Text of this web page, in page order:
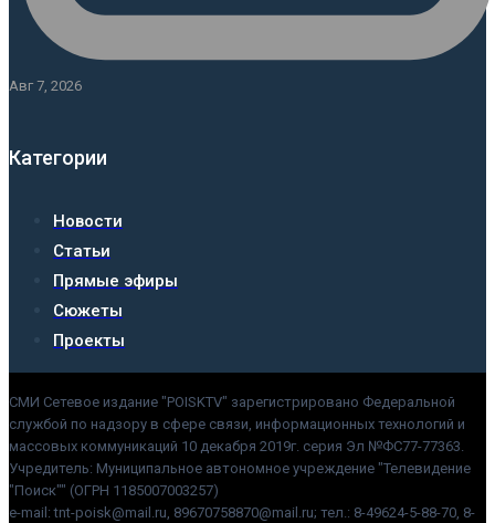
Авг 7, 2026
Категории
Новости
Статьи
Прямые эфиры
Сюжеты
Проекты
СМИ Сетевое издание "POISKTV" зарегистрировано Федеральной
службой по надзору в сфере связи, информационных технологий и
массовых коммуникаций 10 декабря 2019г. серия Эл №ФС77-77363.
Учредитель: Муниципальное автономное учреждение "Телевидение
"Поиск"" (ОГРН 1185007003257)
e-mail: tnt-poisk@mail.ru, 89670758870@mail.ru; тел.: 8-49624-5-88-70, 8-